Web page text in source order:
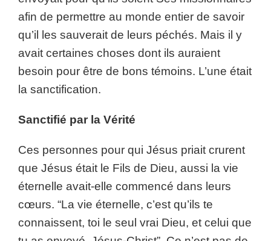
afin de permettre au monde entier de savoir
qu’il les sauverait de leurs péchés. Mais il y
avait certaines choses dont ils auraient
besoin pour être de bons témoins. L’une était
la sanctification.
Sanctifié par la Vérité
Ces personnes pour qui Jésus priait crurent
que Jésus était le Fils de Dieu, aussi la vie
éternelle avait-elle commencé dans leurs
cœurs. “La vie éternelle, c’est qu’ils te
connaissent, toi le seul vrai Dieu, et celui que